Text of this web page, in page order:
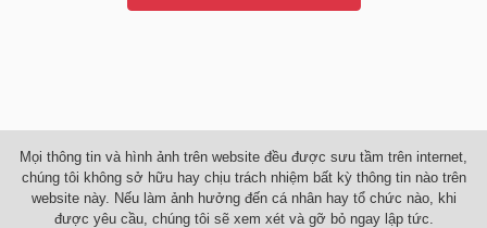
Mọi thông tin và hình ảnh trên website đều được sưu tầm trên internet,
chúng tôi không sở hữu hay chịu trách nhiệm bất kỳ thông tin nào trên
website này. Nếu làm ảnh hưởng đến cá nhân hay tổ chức nào, khi
được yêu cầu, chúng tôi sẽ xem xét và gỡ bỏ ngay lập tức.